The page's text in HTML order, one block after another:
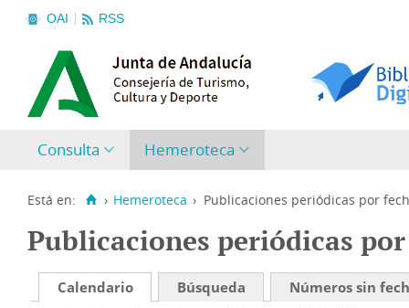
OAI RSS
Consulta Hemeroteca
Está en: › Hemeroteca › Publicaciones periódicas por
Publicaciones periódicas
Calendario Búsqueda
Números sin